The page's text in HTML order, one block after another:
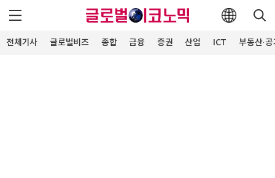
전체기사 글로벌비즈 종합 금융 증권 산업 ICT 부동산·